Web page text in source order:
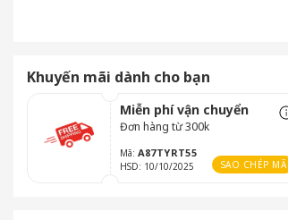
Khuyến mãi dành cho bạn
Miễn phí vận chuyển
Đơn hàng từ 300k
Mã: A87TYRT55
HSD: 10/10/2025 SAO CHÉP MÃ